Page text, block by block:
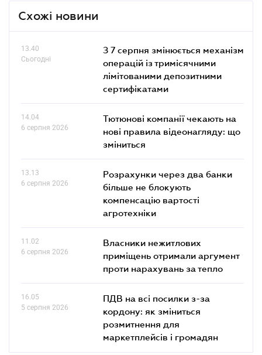
Схожі новини
13.40
Сьогодні
З 7 серпня змінюється механізм
операцій із тримісячними
лімітованими депозитними
сертифікатами
14.04
6 серпня 2026
Тютюнові компанії чекають на
нові правила відеонагляду: що
зміниться
13.13
6 серпня 2026
Розрахунки через два банки
більше не блокують
компенсацію вартості
агротехніки
11.02
6 серпня 2026
Власники нежитлових
приміщень отримали аргумент
проти нарахувань за тепло
16.05
5 серпня 2026
ПДВ на всі посилки з-за
кордону: як зміниться
розмитнення для
маркетплейсів і громадян